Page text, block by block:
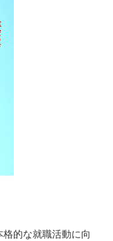
的な就職活動に向